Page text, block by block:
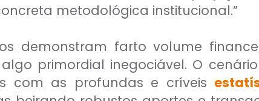
metodológica institucional.”
demonstram farto volume
primordial inegociável. O
com as profundas e críveis